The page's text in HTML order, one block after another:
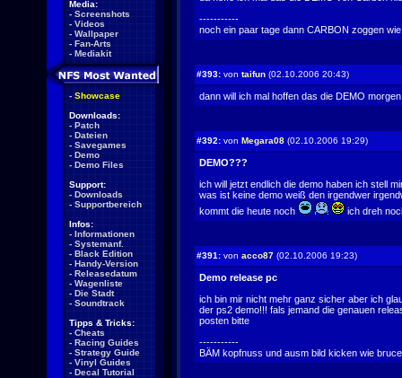
Media:
- Screenshots
- Videos
- Wallpaper
- Fan-Arts
- Mediakit
- Showcase
Downloads:
- Patch
- Dateien
- Savegames
- Demo
- Demo Files
Support:
- Downloads
- Supportbereich
Infos:
- Informationen
- Systemanf.
- Black Edition
- Handy-Version
- Releasedatum
- Wagenliste
- Die Stadt
- Soundtrack
Tipps & Tricks:
- Cheats
- Racing Guides
- Strategy Guide
- Vinyl Guides
- Decal Tutorial
-----------
noch ein paar tage dann CARBON zoggen wie
#393: von taifun (02.10.2006 20:43)
dann will ich mal hoffen das die DEMO
#392: von Megara08 (02.10.2006 19:29)
DEMO???
ich will jetzt endlich die demo haben ich stell
was ist keine demo weiß den irgendwer
kommt die heute noch
ich dreh
#391: von acco87 (02.10.2006 19:23)
Demo release pc
ich bin mir nicht mehr ganz sicher aber ich
der ps2 demo!!! fals jemand die genauen
posten bitte
-----------
BÄM kopfnuss und ausm bild kicken wie